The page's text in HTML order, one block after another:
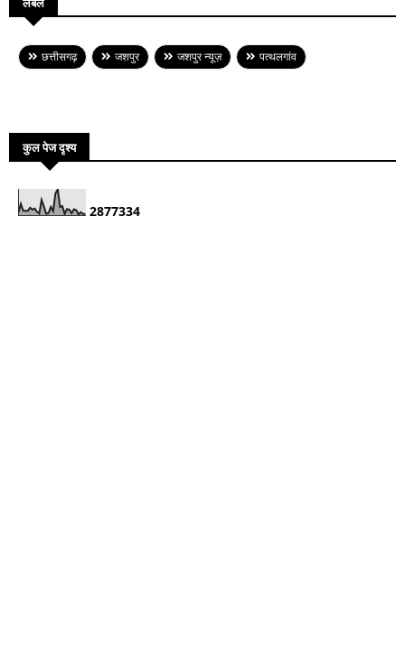
छत्तीसगढ़ जशपुर जशपुर न्यूज़ पत्थलगांव
कुल पेज दृश्य
2877334